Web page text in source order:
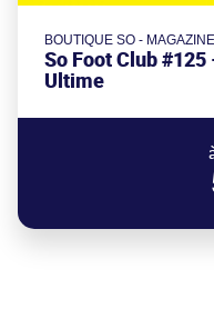
BOUTIQUE SO -
So Foot Club
Ultime